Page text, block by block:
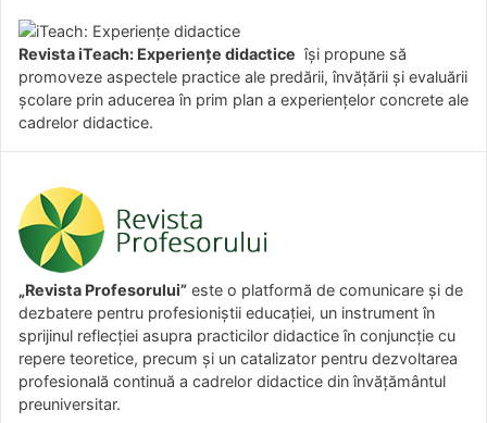
Revista iTeach: Experienţe didactice îşi propune să
promoveze aspectele practice ale predării, învăţării şi evaluării
şcolare prin aducerea în prim plan a experienţelor concrete ale
cadrelor didactice.
„Revista Profesorului” este o platformă de comunicare și de
dezbatere pentru profesioniștii educației, un instrument în
sprijinul reflecției asupra practicilor didactice în conjuncție cu
repere teoretice, precum și un catalizator pentru dezvoltarea
profesională continuă a cadrelor didactice din învățământul
preuniversitar.